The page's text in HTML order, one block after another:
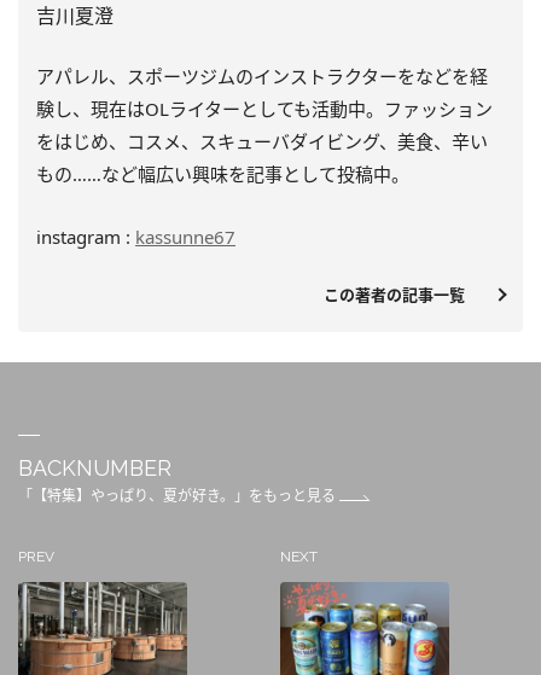
吉川夏澄
アパレル、スポーツジムのインストラクターをなどを経
験し、 現在はOLライターとしても活動中。ファッション
をはじめ、 コスメ、スキューバダイビング、美食、辛い
もの……など幅広い興味を記事として投稿中。
instagram : kassunne67
この著者の記事一覧
BACKNUMBER
「【特集】やっぱり、夏が好き。」をもっと見る
PREV NEXT